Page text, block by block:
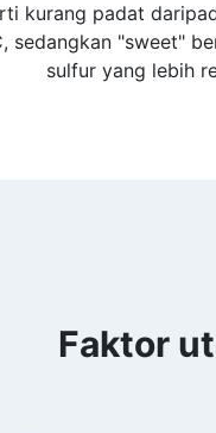
kurang padat
sedangkan "sweet"
sulfur yang lebih
Faktor